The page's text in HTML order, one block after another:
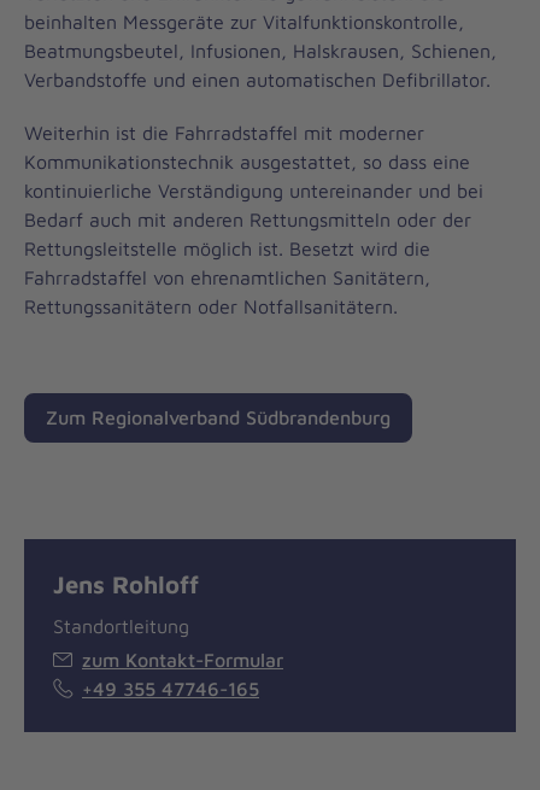
beinhalten Messgeräte zur Vitalfunktionskontrolle,
Beatmungsbeutel, Infusionen, Halskrausen, Schienen,
Verbandstoffe und einen automatischen Defibrillator.
Weiterhin ist die Fahrradstaffel mit moderner
Kommunikationstechnik ausgestattet, so dass eine
kontinuierliche Verständigung untereinander und bei
Bedarf auch mit anderen Rettungsmitteln oder der
Rettungsleitstelle möglich ist. Besetzt wird die
Fahrradstaffel von ehrenamtlichen Sanitätern,
Rettungssanitätern oder Notfallsanitätern.
Zum Regionalverband Südbrandenburg
Jens Rohloff
Standortleitung
zum Kontakt-Formular
+49 355 47746-165